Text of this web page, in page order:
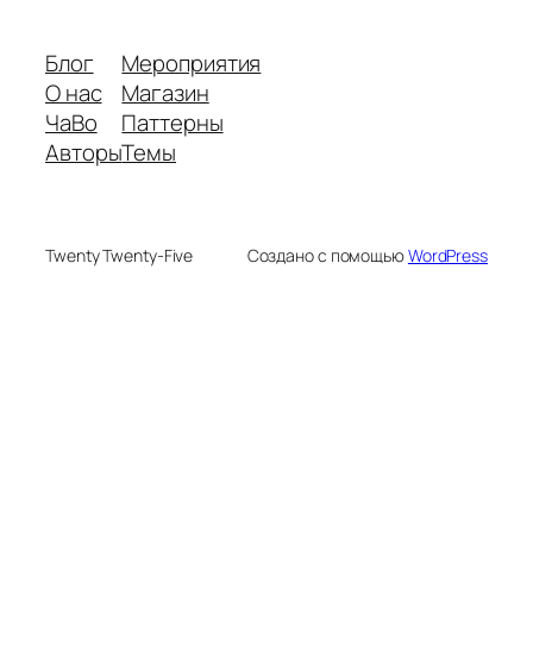
Блог
О нас
ЧаВо
Авторы
Мероприятия
Магазин
Паттерны
Темы
Twenty Twenty-Five Создано с помощьюWordPress